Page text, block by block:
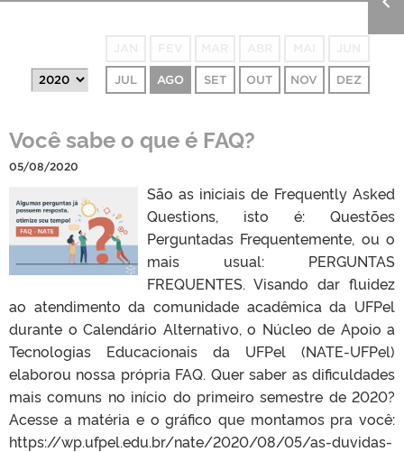
PORTARIAS JUL AGO SET OUT NOV DEZ
Você sabe o que é FAQ?
05/08/2020
São as iniciais de Frequently Asked
Questions, isto é: Questões
Perguntadas Frequentemente, ou o
mais usual: PERGUNTAS
FREQUENTES. Visando dar fluidez
ao atendimento da comunidade acadêmica da UFPel
durante o Calendário Alternativo, o Núcleo de Apoio a
Tecnologias Educacionais da UFPel (NATE-UFPel)
elaborou nossa própria FAQ. Quer saber as dificuldades
mais comuns no início do primeiro semestre de 2020?
Acesse a matéria e o gráfico que montamos pra você:
https://wp.ufpel.edu.br/nate/2020/08/05/as-duvidas-